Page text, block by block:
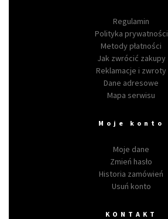
Regulamin
Polityka prywatności
Metody płatności
Jak zwrócić zakupy
Reklamacje i zwroty
Dane adresowe
Mapa serwisu
Moje konto
Moje dane
Zmień hasło
Historia zamówień
Usuń konto
KONTAKT